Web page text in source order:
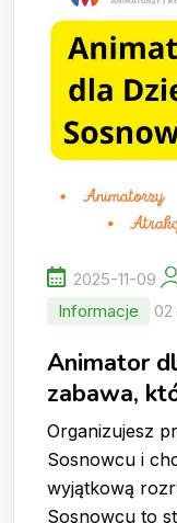
2025-11-09
Informacje
Animator
zabawa,
Organizujesz
Sosnowcu i
wyjątkową
Sosnowcu to